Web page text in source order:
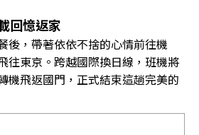
回憶返家
後，帶著依依不捨的心情前往機
往東京。跨越國際換日線，班機將
機飛返國門，正式結束這趟完美的